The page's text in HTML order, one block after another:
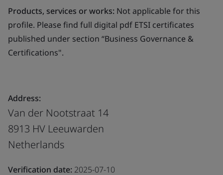
Products, services or works: Not applicable for this
profile. Please find full digital pdf ETSI certificates
published under section “Business Governance &
Certifications".
Address:
Van der Nootstraat 14
8913 HV Leeuwarden
Netherlands
Verification date: 2025-07-10